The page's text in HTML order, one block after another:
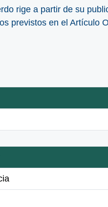
rige a partir de su
previstos en el Artículo